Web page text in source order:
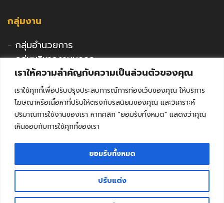
เราให้ความสำคัญกับความเป็นส่วนตัวของคุณ
เราใช้คุกกี้เพื่อปรับปรุงประสบการณ์การท่องเว็บของคุณ ให้บริการ
โฆษณาหรือเนื้อหาที่ปรับให้ตรงกับรสนิยมของคุณ และวิเคราะห์
ปริมาณการใช้งานของเรา หากคลิก "ยอมรับทั้งหมด" แสดงว่าคุณ
เห็นชอบกับการใช้คุกกี้ของเรา
ปรับแต่ง
ยอมรับทั้งหมด
กลุ่มงาน
- กลุ่มอำนวยการ
-กลุ่มบริหารงานบุคคล
กลุ่มนโยบายและแผน
-กลุ่มนิเทศติดตามและประเมินผล
-กลุ่มพัฒนาการศึกษา
-กลุ่มส่งเสริมการศึกษาเอกชน
-กลุ่มกิจการลูกเสือฯ
-หน่วยตรวจสอบภายใน
คุรุสภาจังหวัดลพบุรี